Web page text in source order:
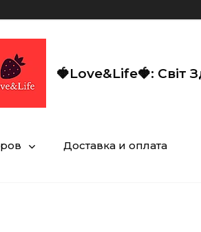
🍓Love&Life🍓: Світ
Доставка и оплата